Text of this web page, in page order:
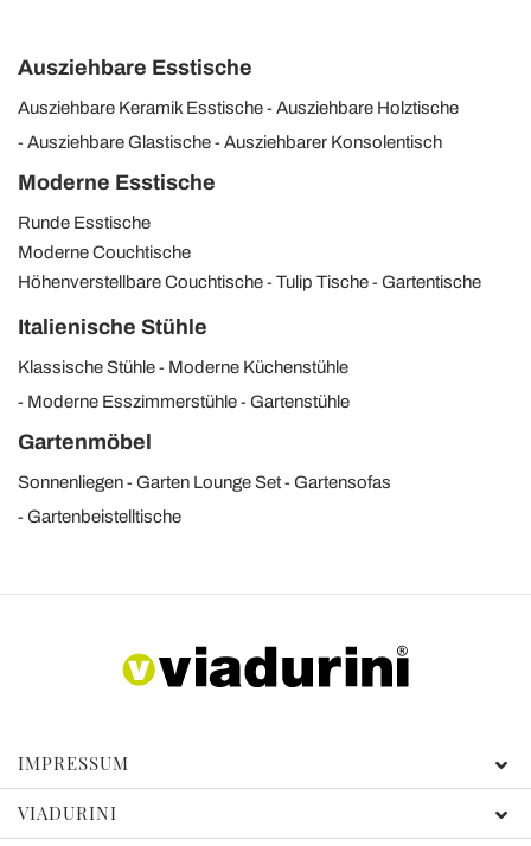
Ausziehbare Esstische
Ausziehbare Keramik Esstische
Ausziehbare Holztische
Ausziehbare Glastische
Ausziehbarer Konsolentisch
Moderne Esstische
Runde Esstische
Moderne Couchtische
Höhenverstellbare Couchtische
Tulip Tische Gartentische
Italienische Stühle
Klassische Stühle
Moderne Küchenstühle
Moderne Esszimmerstühle
Gartenstühle
Gartenmöbel
Sonnenliegen Garten Lounge Set
Gartensofas
Gartenbeistelltische
IMPRESSUM
VIADURINI